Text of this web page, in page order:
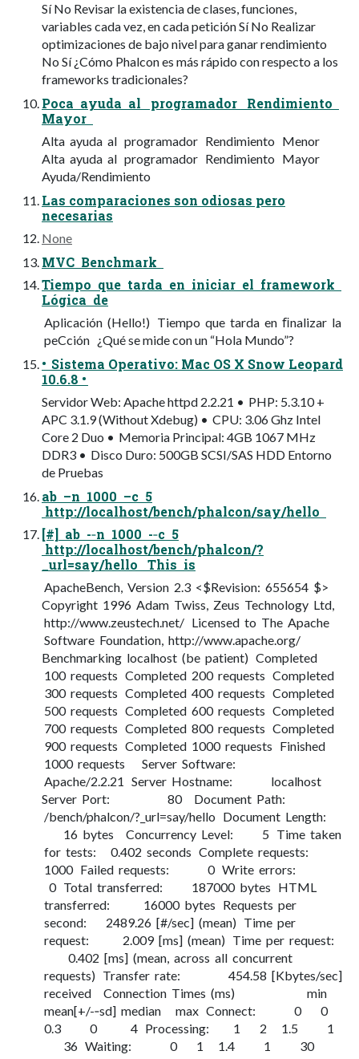
Sí No Revisar la existencia de clases, funciones,
variables cada vez, en cada petición Sí No Realizar
optimizaciones de bajo nivel para ganar rendimiento
No Sí ¿Cómo Phalcon es más rápido con respecto a los
frameworks tradicionales?
Poca ayuda al programador Rendimiento
Mayor
Alta ayuda al programador Rendimiento Menor
Alta ayuda al programador Rendimiento Mayor
Ayuda/Rendimiento
Las comparaciones son odiosas pero
necesarias
None
MVC Benchmark
Tiempo que tarda en iniciar el framework
Lógica de
Aplicación (Hello!) Tiempo que tarda en ﬁnalizar la
peCción ¿Qué se mide con un “Hola Mundo”?
• Sistema Operativo: Mac OS X Snow Leopard
10.6.8 •
Servidor Web: Apache httpd 2.2.21 • PHP: 5.3.10 +
APC 3.1.9 (Without Xdebug) • CPU: 3.06 Ghz Intel
Core 2 Duo • Memoria Principal: 4GB 1067 MHz
DDR3 • Disco Duro: 500GB SCSI/SAS HDD Entorno
de Pruebas
ab –n 1000 –c 5
http://localhost/bench/phalcon/say/hello
[#] ab -­‐n 1000 -­‐c 5
http://localhost/bench/phalcon/?
_url=say/hello This is
ApacheBench, Version 2.3 <$Revision: 655654 $>
Copyright 1996 Adam Twiss, Zeus Technology Ltd,
http://www.zeustech.net/ Licensed to The Apache
Software Foundation, http://www.apache.org/
Benchmarking localhost (be patient) Completed
100 requests Completed 200 requests Completed
300 requests Completed 400 requests Completed
500 requests Completed 600 requests Completed
700 requests Completed 800 requests Completed
900 requests Completed 1000 requests Finished
1000 requests Server Software:
Apache/2.2.21 Server Hostname: localhost
Server Port: 80 Document Path:
/bench/phalcon/?_url=say/hello Document Length:
16 bytes Concurrency Level: 5 Time taken
for tests: 0.402 seconds Complete requests:
1000 Failed requests: 0 Write errors:
0 Total transferred: 187000 bytes HTML
transferred: 16000 bytes Requests per
second: 2489.26 [#/sec] (mean) Time per
request: 2.009 [ms] (mean) Time per request:
0.402 [ms] (mean, across all concurrent
requests) Transfer rate: 454.58 [Kbytes/sec]
received Connection Times (ms) min
mean[+/-­‐sd] median max Connect: 0 0
0.3 0 4 Processing: 1 2 1.5 1
36 Waiting: 0 1 1.4 1 30